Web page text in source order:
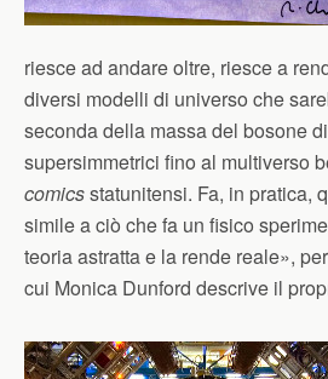
riesce ad andare oltre, riesce a
diversi modelli di universo che
seconda della massa del bosone
supersimmetrici fino al multiverso
comicsstatunitensi. Fa, in pratica,
simile a ciò che fa un fisico
teoria astratta e la rende reale»,
cui Monica Dunford descrive il